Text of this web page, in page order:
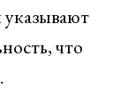
указывают
что